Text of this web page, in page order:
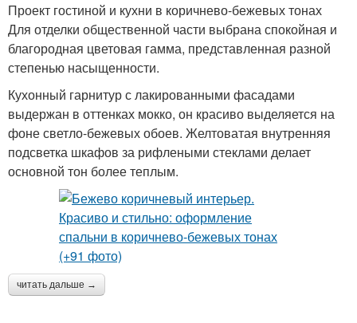
Проект гостиной и кухни в коричнево-бежевых тонах
Для отделки общественной части выбрана спокойная и
благородная цветовая гамма, представленная разной
степенью насыщенности.
Кухонный гарнитур с лакированными фасадами
выдержан в оттенках мокко, он красиво выделяется на
фоне светло-бежевых обоев. Желтоватая внутренняя
подсветка шкафов за рифлеными стеклами делает
основной тон более теплым.
читать дальше →